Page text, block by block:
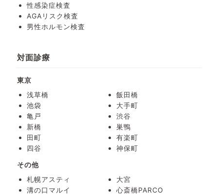
性感染症検査
AGAリスク検査
男性ホルモン検査
対面診療
東京
浅草橋
飯田橋
池袋
大手町
亀戸
渋谷
新橋
巣鴨
田町
有楽町
四谷
神保町
その他
札幌アスティ
大宮
溝の口マルイ
心斎橋PARCO